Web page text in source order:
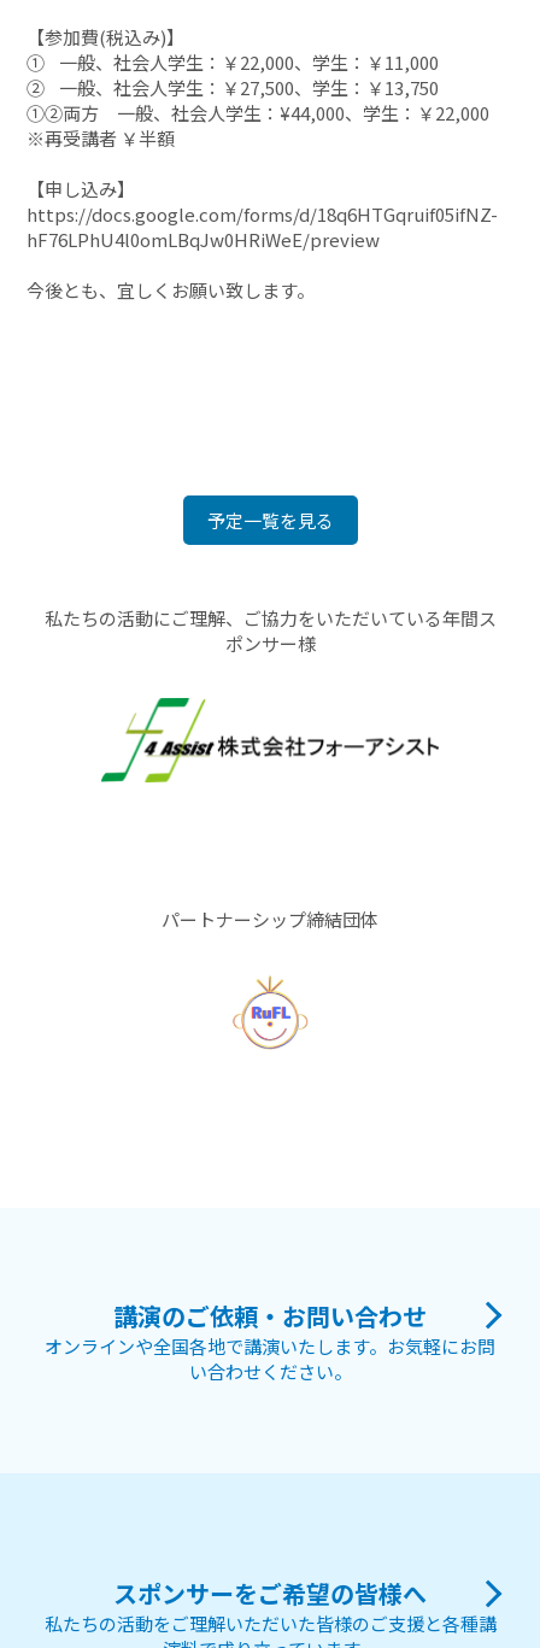
【参加費(税込み)】
① 一般、社会人学生：￥22,000、学生：￥11,000
② 一般、社会人学生：￥27,500、学生：￥13,750
①②両方 一般、社会人学生：¥44,000、学生：￥22,000
※再受講者 ￥半額
【申し込み】
https://docs.google.com/forms/d/18q6HTGqruif05ifNZ-
hF76LPhU4l0omLBqJw0HRiWeE/preview
今後とも、宜しくお願い致します。
予定一覧を見る
私たちの活動にご理解、ご協力をいただいている年間ス
ポンサー様
パートナーシップ締結団体
講演のご依頼・お問い合わせ
オンラインや全国各地で講演いたします。お気軽にお問
い合わせください。
スポンサーをご希望の皆様へ
私たちの活動をご理解いただいた皆様のご支援と各種講